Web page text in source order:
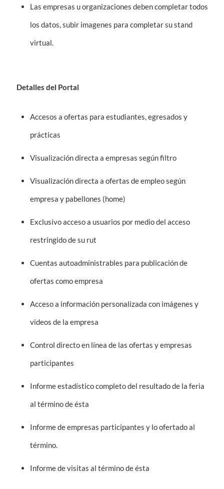
Las empresas u organizaciones deben completar todos
los datos, subir imagenes para completar su stand
virtual.
Detalles del Portal
Accesos a ofertas para estudiantes, egresados y
prácticas
Visualización directa a empresas según filtro
Visualización directa a ofertas de empleo según
empresa y pabellones (home)
Exclusivo acceso a usuarios por medio del acceso
restringido de su rut
Cuentas autoadministrables para publicación de
ofertas como empresa
Acceso a información personalizada con imágenes y
videos de la empresa
Control directo en línea de las ofertas y empresas
participantes
Informe estadístico completo del resultado de la feria
al término de ésta
Informe de empresas participantes y lo ofertado al
término.
Informe de visitas al término de ésta